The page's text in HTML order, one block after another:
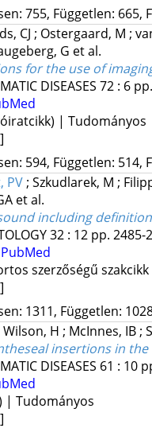
755, Független: 665,
CJ ; Ostergaard, M ;
G et al.
for the use of
DISEASES 72: 6
| Tudományos
594, Független: 514,
PV; Szkudlarek, M ;
et al.
including
32: 12 pp. 2485-
PubMed
szerzőségű
1311, Független:
Wilson, H ; McInnes, IB;
insertions in
DISEASES 61 : 10
| Tudományos